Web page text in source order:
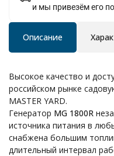
и мы привезём его
Описание
Высокое качество и
российском рынке
MASTER YARD.
Генератор MG 1800R
источника питания в
снабжена большим
длительный интервал